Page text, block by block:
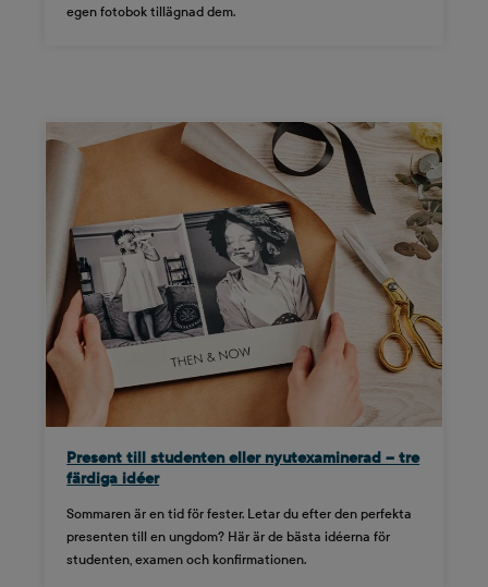
egen fotobok tillägnad dem.
Present till studenten eller nyutexaminerad – tre
färdiga idéer
Sommaren är en tid för fester. Letar du efter den perfekta
presenten till en ungdom? Här är de bästa idéerna för
studenten, examen och konfirmationen.